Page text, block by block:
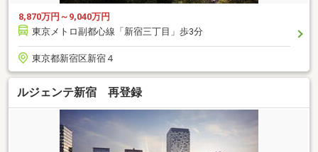
8,870万円～9,040万円
東京メトロ副都心線「新宿三丁目」歩3分
東京都新宿区新宿４
ルジェンテ新宿 再登録